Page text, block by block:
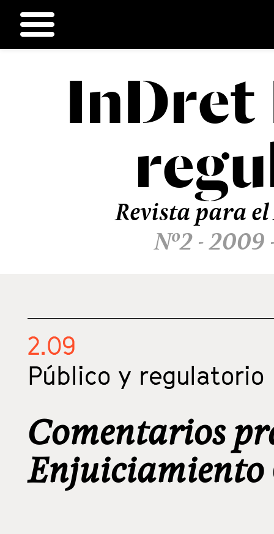
InDret
Revista para
Nº2 - 2009
2.09
Público y regulatorio
Comentarios